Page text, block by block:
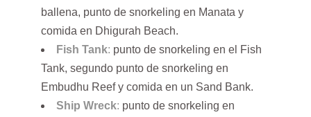
ballena, punto de snorkeling en Manata y
comida en Dhigurah Beach.
Fish Tank: punto de snorkeling en el Fish
Tank, segundo punto de snorkeling en
Embudhu Reef y comida en un Sand Bank.
Ship Wreck: punto de snorkeling en